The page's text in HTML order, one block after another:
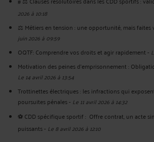
2026 à 10:18
⚖️ Métiers en tension : une opportunité, mais faites
juin 2026 à 09:59
OQTF: Comprendre vos droits et agir rapidement-
Motivation des peines d’emprisonnement :
Le 14 avril 2026 à 13:54
Trottinettes électriques : les infractions qui
poursuites pénales- Le 11 avril 2026 à 14:32
⚽️ CDD spécifique sportif : Offre contrat, un acte
puissants- Le 8 avril 2026 à 12:10